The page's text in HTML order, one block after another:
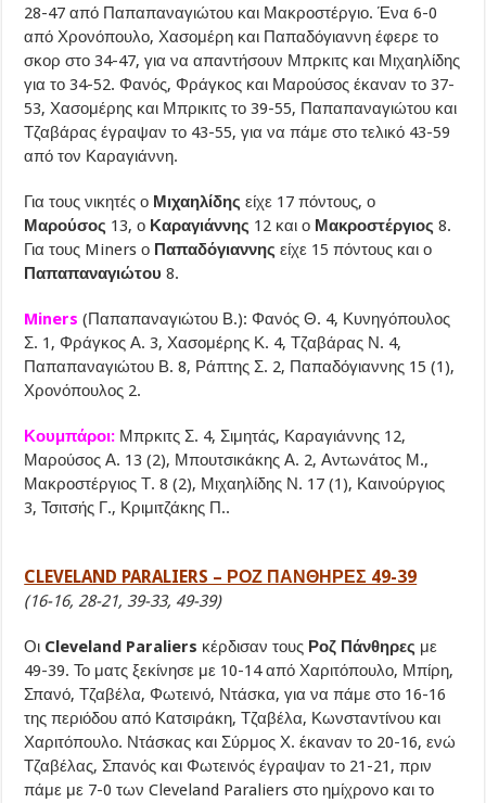
28-47 από Παπαπαναγιώτου και Μακροστέργιο. Ένα 6-0
από Χρονόπουλο, Χασομέρη και Παπαδόγιαννη έφερε το
σκορ στο 34-47, για να απαντήσουν Μπρκιτς και Μιχαηλίδης
για το 34-52. Φανός, Φράγκος και Μαρούσος έκαναν το 37-
53, Χασομέρης και Μπρικιτς το 39-55, Παπαπαναγιώτου και
Τζαβάρας έγραψαν το 43-55, για να πάμε στο τελικό 43-59
από τον Καραγιάννη.
Για τους νικητές ο Μιχαηλίδηςείχε 17 πόντους, ο
Μαρούσος 13, ο Καραγιάννης 12 και ο Μακροστέργιος8.
Για τους Miners ο Παπαδόγιαννηςείχε 15 πόντους και ο
Παπαπαναγιώτου8.
Miners(Παπαπαναγιώτου Β.): Φανός Θ. 4, Κυνηγόπουλος
Σ. 1, Φράγκος Α. 3, Χασομέρης Κ. 4, Τζαβάρας Ν. 4,
Παπαπαναγιώτου Β. 8, Ράπτης Σ. 2, Παπαδόγιαννης 15 (1),
Χρονόπουλος 2.
Κουμπάροι: Μπρκιτς Σ. 4, Σιμητάς, Καραγιάννης 12,
Μαρούσος Α. 13 (2), Μπουτσικάκης Α. 2, Αντωνάτος Μ.,
Μακροστέργιος Τ. 8 (2), Μιχαηλίδης Ν. 17 (1), Καινούργιος
3, Τσιτσής Γ., Κριμιτζάκης Π..
CLEVELAND PARALIERS – ΡΟΖ ΠΑΝΘΗΡΕΣ 49-39
(16-16, 28-21, 39-33, 49-39)
Οι Cleveland Paraliers κέρδισαν τους Ροζ Πάνθηρες με
49-39. Το ματς ξεκίνησε με 10-14 από Χαριτόπουλο, Μπίρη,
Σπανό, Τζαβέλα, Φωτεινό, Ντάσκα, για να πάμε στο 16-16
της περιόδου από Κατσιράκη, Τζαβέλα, Κωνσταντίνου και
Χαριτόπουλο. Ντάσκας και Σύρμος Χ. έκαναν το 20-16, ενώ
Τζαβέλας, Σπανός και Φωτεινός έγραψαν το 21-21, πριν
πάμε με 7-0 των Cleveland Paraliers στο ημίχρονο και το